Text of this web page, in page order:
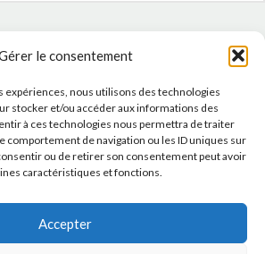
le consentement
nous utilisons des technologies
stocker et/ou accéder aux informations des
à ces technologies nous permettra de traiter
comportement de navigation ou les ID uniques sur
ou de retirer son consentement peut avoir
caractéristiques et fonctions.
Accepter